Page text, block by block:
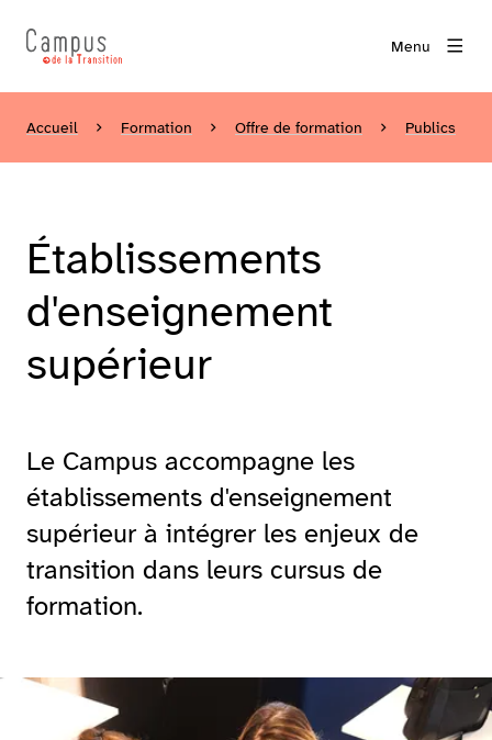
Menu
Accueil Formation Offre de formation Publics
Établissements
d'enseignement
supérieur
Le Campus accompagne les
établissements d'enseignement
supérieur à intégrer les enjeux de
transition dans leurs cursus de
formation.
Agrandir